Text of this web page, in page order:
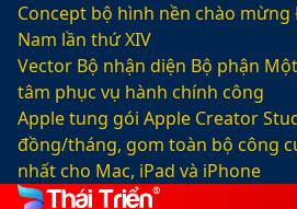
Concept bộ hình nền chào mừng
Nam lần thứ XIV
Vector Bộ nhận diện Bộ phận
tâm phục vụ hành chính công
Apple tung gói Apple Creator
đồng/tháng, gom toàn bộ công
nhất cho Mac, iPad và iPhone
Facebook
X
LinkedIn
YouTube
Google
Sidebar
Switch